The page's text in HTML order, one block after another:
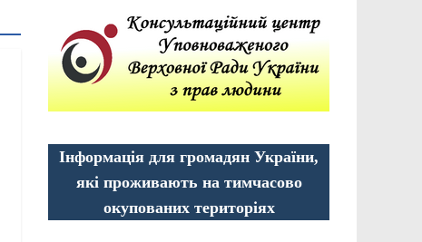
Інформація для громадян України,
які проживають на тимчасово
окупованих територіях